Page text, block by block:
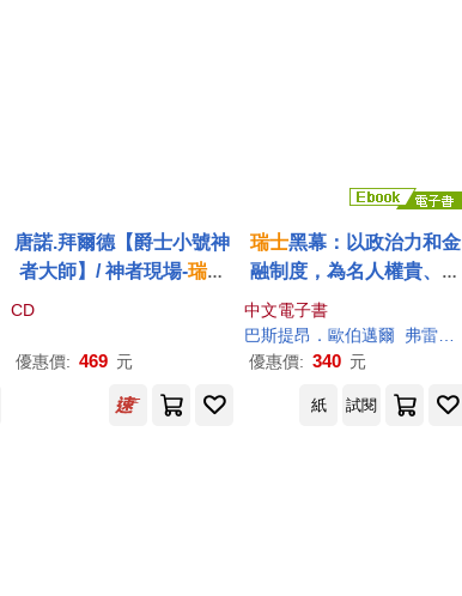
唐諾.拜爾德【爵士小號神
者大師】/ 神者現場-瑞士
蒙特羅爵士音樂節經典名
輯】(Donald Byrd / Live:
t Montreux)
CD
優惠價: 469 元
瑞士黑幕：以政治力和金
融制度，為名人權貴、超
級富豪、獨裁者、特務及
天主教會藏匿不法所得的
銀行 (電子書)
中文電子書
巴斯提昂．歐伯邁爾 弗雷德瑞克．歐伯麥爾
優惠價: 340 元
紙 試閱